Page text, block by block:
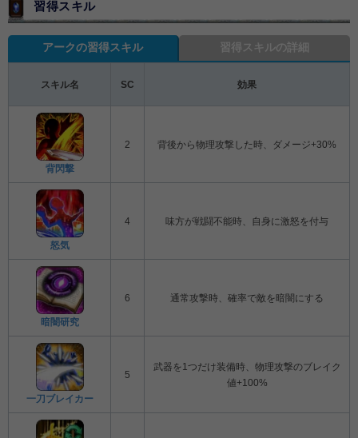
習得スキル
アークの習得スキル 習得スキルの詳細
スキル名 SC 効果
背閃撃
2 背後から物理攻撃した時、ダメージ+30%
怒気
4 味方が戦闘不能時、自身に激怒を付与
暗闇研究
6 通常攻撃時、確率で敵を暗闇にする
一刀ブレイカー
5
武器を1つだけ装備時、物理攻撃のブレイク
値+100%